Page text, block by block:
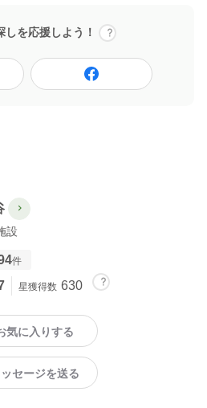
しを応援しよう！
設
件
星獲得数 630
気に入りする
ッセージを送る